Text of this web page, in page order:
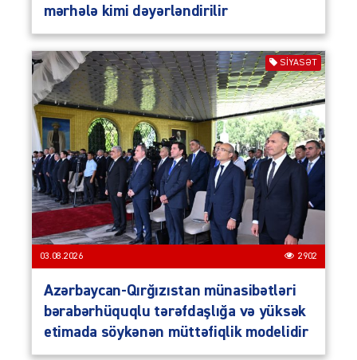
mərhələ kimi dəyərləndirilir
SIYASƏT
03.08.2026 2902
Azərbaycan-Qırğızıstan münasibətləri
bərabərhüquqlu tərəfdaşlığa və yüksək
etimada söykənən müttəfiqlik modelidir